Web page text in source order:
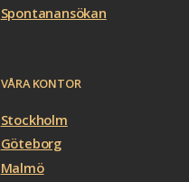
Spontanansökan
VÅRA KONTOR
Stockholm
Göteborg
Malmö